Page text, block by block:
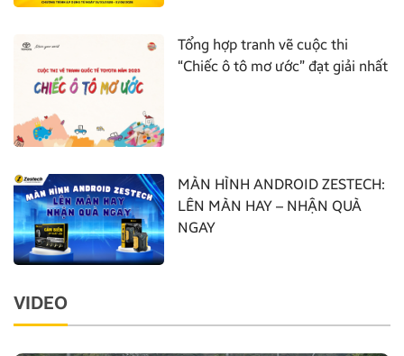
Tổng hợp tranh vẽ cuộc thi
“Chiếc ô tô mơ ước” đạt giải nhất
MÀN HÌNH ANDROID ZESTECH:
LÊN MÀN HAY – NHẬN QUÀ
NGAY
VIDEO